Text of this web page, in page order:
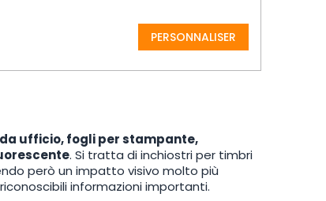
PERSONNALISER
ufficio, fogli per stampante,
. Si tratta di inchiostri per timbri
però un impatto visivo molto più
informazioni importanti.